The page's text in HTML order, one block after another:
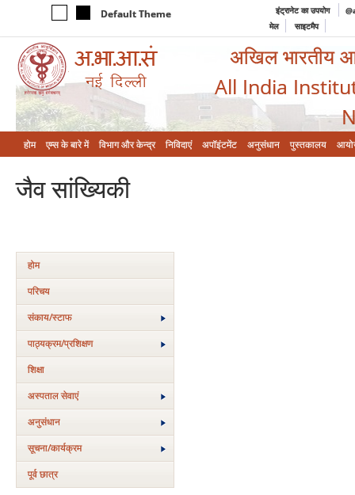
Default Theme इंट्रानेट का उपयोग
मेल
साइटमैप
अखिल भारतीय
All India
होम एम्‍स के बारे में विभाग और केन्‍द्र निविदाएं अपॉइंटमेंट अनुसंधान पुस्तकालय
जैव सांख्यिकी
होम
परिचय
संकाय/स्‍टाफ
पाठ्यक्रम/प्रशिक्षण
शिक्षा
अस्‍पताल सेवाएं
अनुसंधान
सूचना/कार्यक्रम
पूर्व छात्र